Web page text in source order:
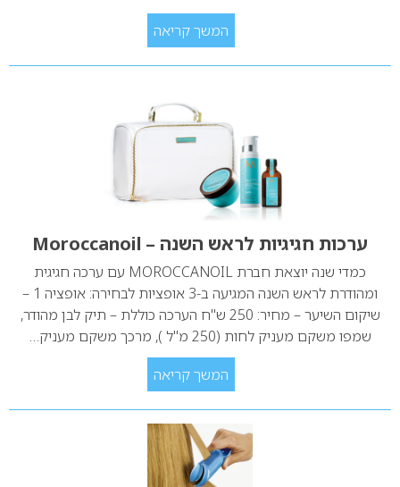
המשך קריאה
ערכות חגיגיות לראש השנה – Moroccanoil
כמדי שנה יוצאת חברת MOROCCANOIL עם ערכה חגיגית
ומהודרת לראש השנה המגיעה ב-3 אופציות לבחירה: אופציה 1 –
שיקום השיער – מחיר: 250 ש"ח הערכה כוללת – תיק לבן מהודר,
שמפו משקם מעניק לחות (250 מ"ל ), מרכך משקם מעניק…
המשך קריאה